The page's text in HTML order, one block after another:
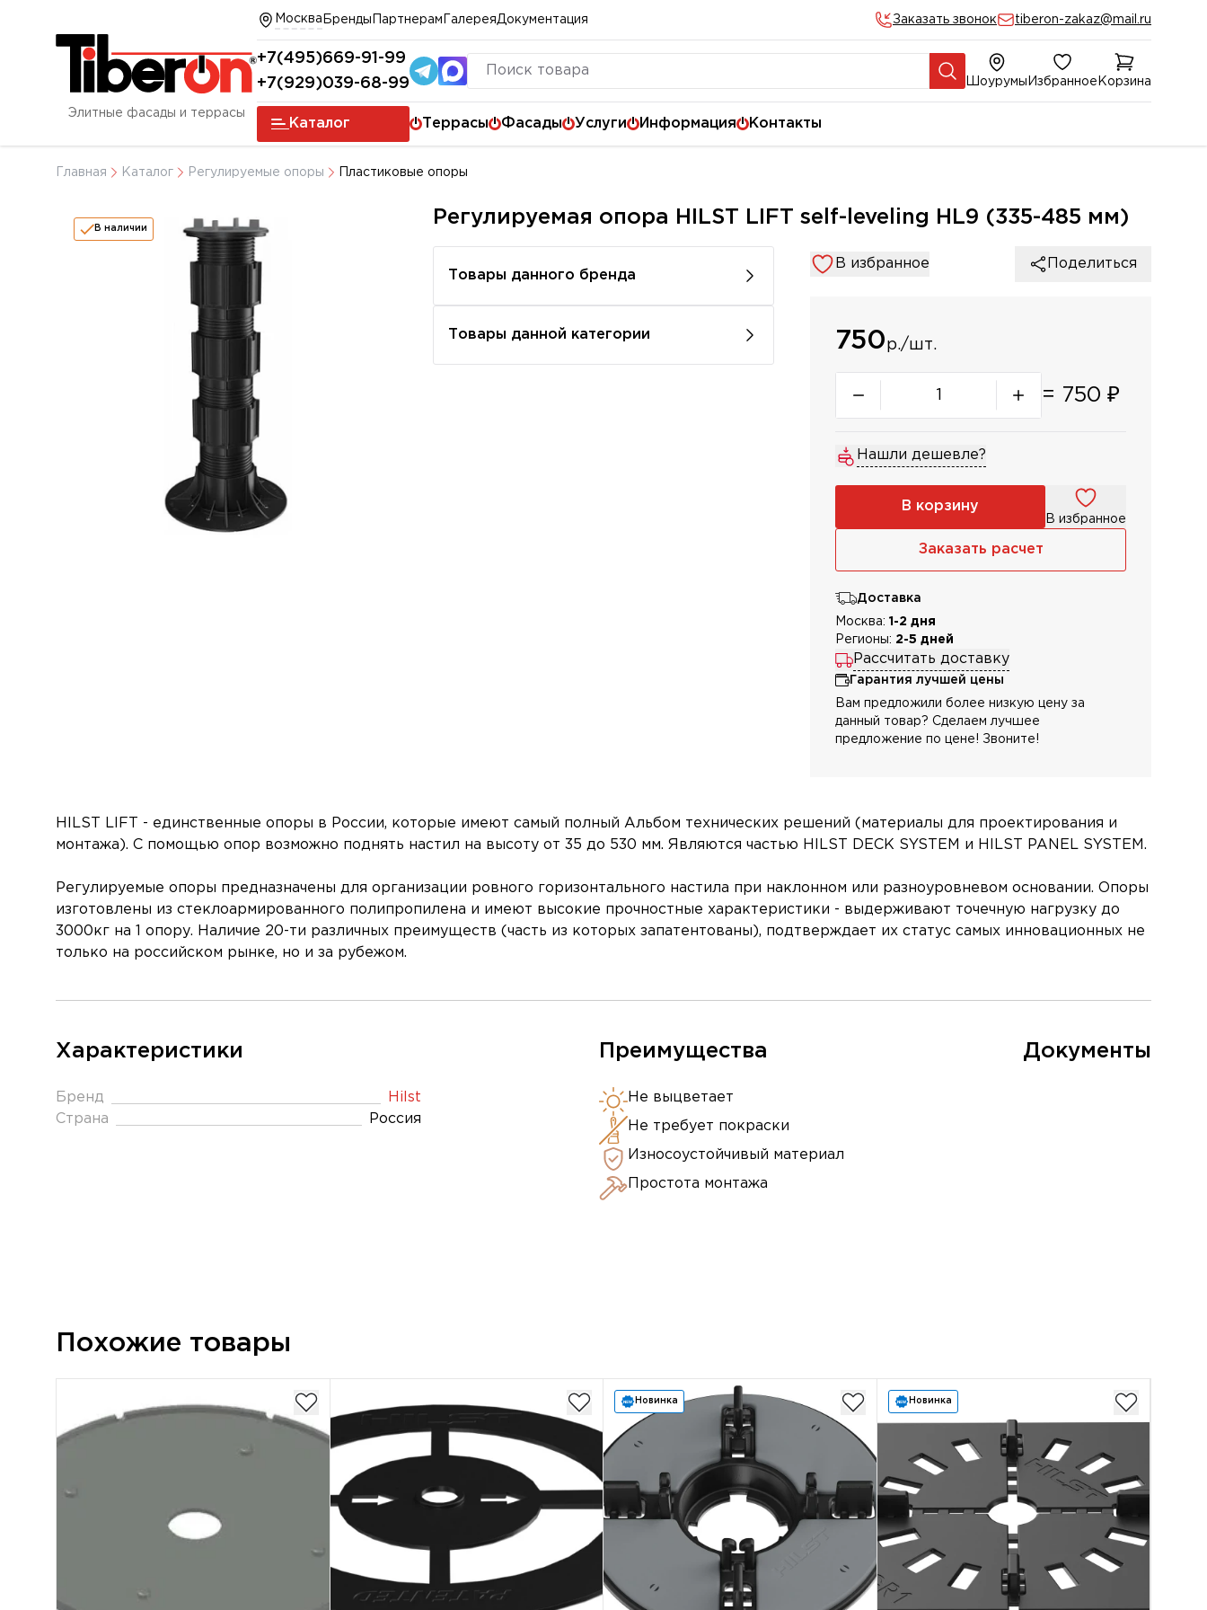
Элитные фасады и террасы
Москва Бренды Партнерам ГалереяДокументация Заказать звонок tiberon-zakaz@mail.ru
+7(495)669-91-99
+7(929)039-68-99
Шоурумы Избранное Корзина
Каталог Террасы Фасады Услуги Информация Контакты
Главная Каталог Регулируемые опоры Пластиковые опоры
В наличии
Регулируемая опора HILST LIFT self-leveling HL9 (335-485 мм)
Товары данного бренда
Товары данной категории
В избранное Поделиться
750р./шт.
= 750 ₽
Нашли дешевле?
В корзину
В избранное
Заказать расчет
Доставка
Москва: 1-2 дня
Регионы: 2-5 дней
Рассчитать доставку
Гарантия лучшей цены
Вам предложили более низкую цену за
данный товар? Сделаем лучшее
предложение по цене! Звоните!
HILST LIFT - единственные опоры в России, которые имеют самый полный Альбом технических решений (материалы для проектирования и
монтажа). С помощью опор возможно поднять настил на высоту от 35 до 530 мм. Являются частью HILST DECK SYSTEM и HILST PANEL SYSTEM.
Регулируемые опоры предназначены для организации ровного горизонтального настила при наклонном или разноуровневом основании. Опоры
изготовлены из стеклоармированного полипропилена и имеют высокие прочностные характеристики - выдерживают точечную нагрузку до
3000кг на 1 опору. Наличие 20-ти различных преимуществ (часть из которых запатентованы), подтверждает их статус самых инновационных не
только на российском рынке, но и за рубежом.
Характеристики
Бренд
Hilst
Страна
Россия
Преимущества
Не выцветает
Не требует покраски
Износоустойчивый материал
Простота монтажа
Документы
Похожие товары
Новинка Новинка